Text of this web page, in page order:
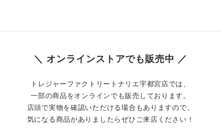
＼ オンラインストアでも販売中 ／
トレジャーファクトリートナリエ宇都宮店では、
一部の商品をオンラインでも販売しております。
店頭で実物を確認いただける場合もありますので、
気になる商品がありましたらぜひご来店ください！